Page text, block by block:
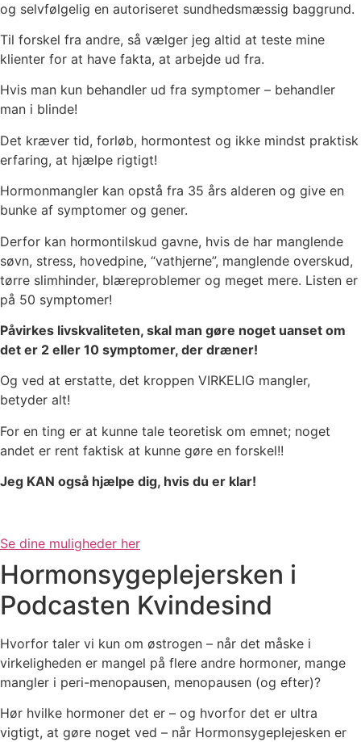
og selvfølgelig en autoriseret sundhedsmæssig baggrund.
Til forskel fra andre, så vælger jeg altid at teste mine
klienter for at have fakta, at arbejde ud fra.
Hvis man kun behandler ud fra symptomer – behandler
man i blinde!
Det kræver tid, forløb, hormontest og ikke mindst praktisk
erfaring, at hjælpe rigtigt!
Hormonmangler kan opstå fra 35 års alderen og give en
bunke af symptomer og gener.
Derfor kan hormontilskud gavne, hvis de har manglende
søvn, stress, hovedpine, “vathjerne”, manglende overskud,
tørre slimhinder, blæreproblemer og meget mere. Listen er
på 50 symptomer!
Påvirkes livskvaliteten, skal man gøre noget uanset om
det er 2 eller 10 symptomer, der dræner!
Og ved at erstatte, det kroppen VIRKELIG mangler,
betyder alt!
For en ting er at kunne tale teoretisk om emnet; noget
andet er rent faktisk at kunne gøre en forskel!!
Jeg KAN også hjælpe dig, hvis du er klar!
Se dine muligheder her
Hormonsygeplejersken i
Podcasten Kvindesind
Hvorfor taler vi kun om østrogen – når det måske i
virkeligheden er mangel på flere andre hormoner, mange
mangler i peri-menopausen, menopausen (og efter)?
Hør hvilke hormoner det er – og hvorfor det er ultra
vigtigt, at gøre noget ved – når Hormonsygeplejesken er